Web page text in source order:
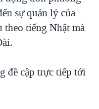
sự quản lý của
theo tiếng Nhật mà
đề cập trực tiếp tới